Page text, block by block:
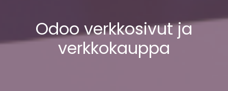
Odoo verkkosivut ja
verkkokauppa